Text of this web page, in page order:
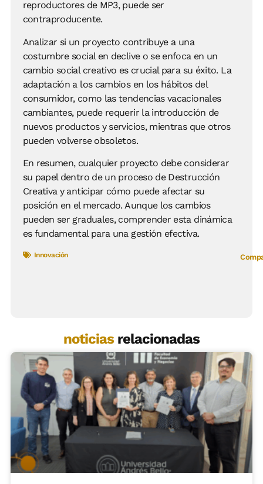
reproductores de MP3, puede ser
contraproducente.
Analizar si un proyecto contribuye a una
costumbre social en declive o se enfoca en un
cambio social creativo es crucial para su éxito. La
adaptación a los cambios en los hábitos del
consumidor, como las tendencias vacacionales
cambiantes, puede requerir la introducción de
nuevos productos y servicios, mientras que otros
pueden volverse obsoletos.
En resumen, cualquier proyecto debe considerar
su papel dentro de un proceso de Destrucción
Creativa y anticipar cómo puede afectar su
posición en el mercado. Aunque los cambios
pueden ser graduales, comprender esta dinámica
es fundamental para una gestión efectiva.
Innovación
noticias relacionadas